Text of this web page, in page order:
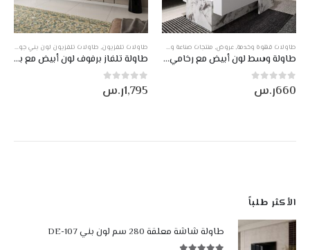
,طاولات تلفزيون متحركة,عروض,منتجات صناعة وطني طاولات قهوة وخدمة, عروض, منتجات صناعة وطني
طاولة وسط لون أبيض مع رخامي DE-312
0 من أصل 5
660ر.س
طاولات تلفزيون, طاولات تلفزيون لون بني جوزي مع ابيض
طاولة تلفاز برفوف لون أبيض مع بني DE-101
0من أصل 5
1,795ر.س
الأكثر طلباً
طاولة شاشة معلقة 280 سم لون بني DE-107